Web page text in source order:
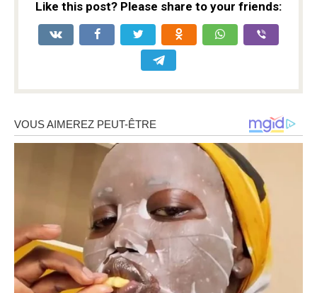
Like this post? Please share to your friends: